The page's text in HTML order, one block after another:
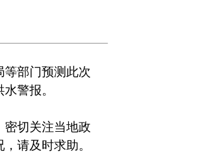
部门预测此次
警报。
密切关注当地政
请及时求助。